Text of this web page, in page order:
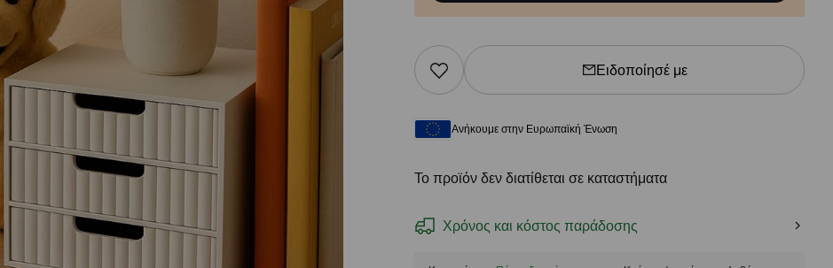
Ειδοποίησέ με
Ανήκουμε στην Ευρωπαϊκή Ένωση
Το προϊόν δεν διατίθεται σε καταστήματα
Χρόνος και κόστος παράδοσης